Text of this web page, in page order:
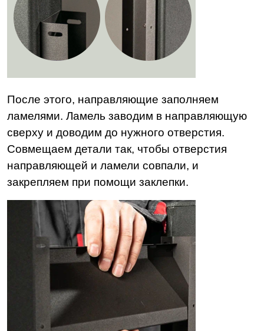
После этого, направляющие заполняем
ламелями. Ламель заводим в направляющую
сверху и доводим до нужного отверстия.
Совмещаем детали так, чтобы отверстия
направляющей и ламели совпали, и
закрепляем при помощи заклепки.